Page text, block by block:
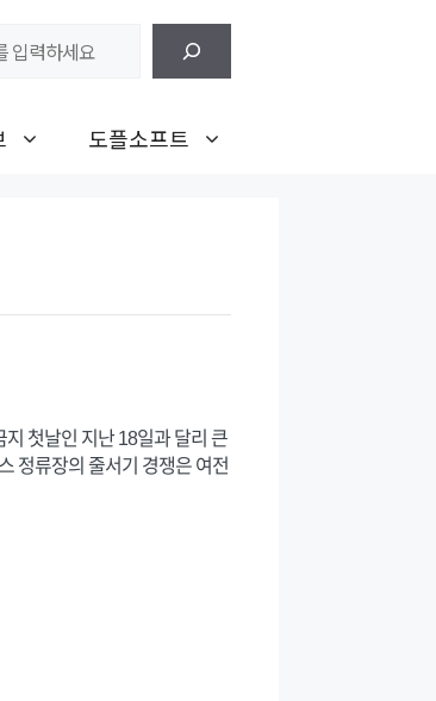
도플소프트
첫날인 지난 18일과 달리 큰
정류장의 줄서기 경쟁은 여전